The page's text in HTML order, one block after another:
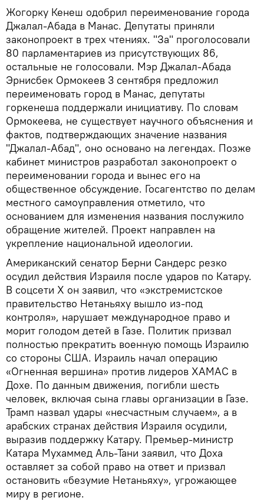
Жогорку Кенеш одобрил переименование города
Джалал-Абада в Манас. Депутаты приняли
законопроект в трех чтениях. "За" проголосовали
80 парламентариев из присутствующих 86,
остальные не голосовали. Мэр Джалал-Абада
Эрнисбек Ормокеев 3 сентября предложил
переименовать город в Манас, депутаты
горкенеша поддержали инициативу. По словам
Ормокеева, не существует научного объяснения и
фактов, подтверждающих значение названия
"Джалал-Абад", оно основано на легендах. Позже
кабинет министров разработал законопроект о
переименовании города и вынес его на
общественное обсуждение. Госагентство по делам
местного самоуправления отметило, что
основанием для изменения названия послужило
обращение жителей. Проект направлен на
укрепление национальной идеологии.
Американский сенатор Берни Сандерс резко
осудил действия Израиля после ударов по Катару.
В соцсети X он заявил, что «экстремистское
правительство Нетаньяху вышло из-под
контроля», нарушает международное право и
морит голодом детей в Газе. Политик призвал
полностью прекратить военную помощь Израилю
со стороны США. Израиль начал операцию
«Огненная вершина» против лидеров ХАМАС в
Дохе. По данным движения, погибли шесть
человек, включая сына главы организации в Газе.
Трамп назвал удары «несчастным случаем», а в
арабских странах действия Израиля осудили,
выразив поддержку Катару. Премьер-министр
Катара Мухаммед Аль-Тани заявил, что Доха
оставляет за собой право на ответ и призвал
остановить «безумие Нетаньяху», угрожающее
миру в регионе.